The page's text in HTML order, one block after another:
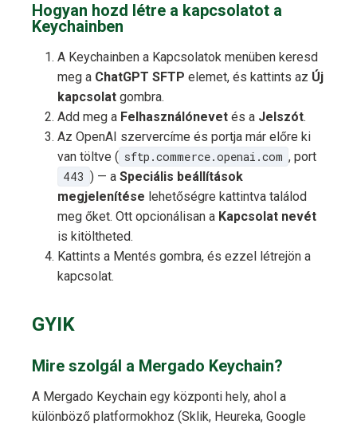
Hogyan hozd létre a kapcsolatot a
Keychainben
A Keychainben a Kapcsolatok menüben keresd
meg a ChatGPT SFTP elemet, és kattints az Új
kapcsolat gombra.
Add meg a Felhasználónevet és a Jelszót.
Az OpenAI szervercíme és portja már előre ki
van töltve ( sftp.commerce.openai.com , port
443 ) — a Speciális beállítások
megjelenítése lehetőségre kattintva találod
meg őket. Ott opcionálisan a Kapcsolat nevét
is kitöltheted.
Kattints a Mentés gombra, és ezzel létrejön a
kapcsolat.
GYIK
Mire szolgál a Mergado Keychain?
A Mergado Keychain egy központi hely, ahol a
különböző platformokhoz (Sklik, Heureka, Google